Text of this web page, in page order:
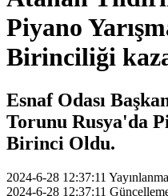
Piyano
Birinciliği
Esnaf Odası
Torunu Rusya'da
Birinci Oldu.
2024-6-28 12:37:11 Yayınlanma
2024-6-28 12:37:11